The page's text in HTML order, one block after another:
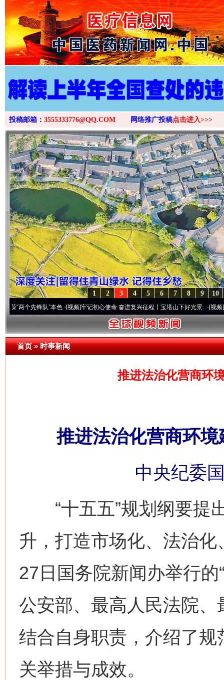
>
投稿邮箱： 3555333776@QQ.COM 网络推广投稿点击进入>>>
10
9
8
7
6
5
4
3
2
1
先锋队”本色·[视频]牢记初心使命 奋进复兴征程丨宝塔山下好光景..·[视频]因党而
首页»时事新闻
推进法治化营商环
推进法治化营商环
中央纪委
“十五五”规划纲要提
升，打造市场化、法治
27日国务院新闻办举行的
公安部、最高人民法院
结合自身职责，介绍了
关举措与成效。